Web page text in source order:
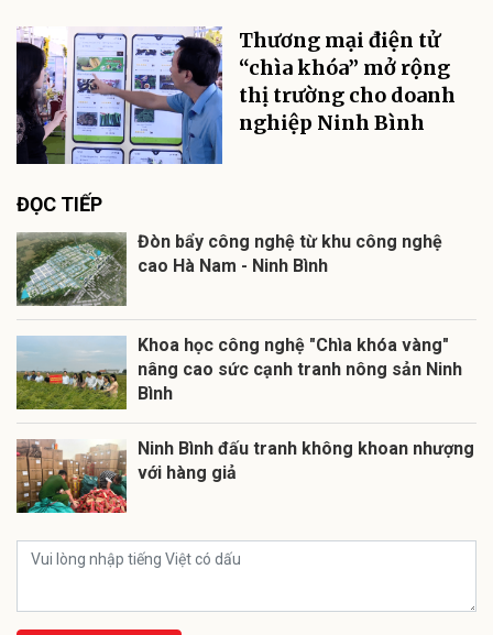
Thương mại điện tử
“chìa khóa” mở rộng
thị trường cho doanh
nghiệp Ninh Bình
ĐỌC TIẾP
Đòn bẩy công nghệ từ khu công nghệ
cao Hà Nam - Ninh Bình
Khoa học công nghệ "Chìa khóa vàng"
nâng cao sức cạnh tranh nông sản Ninh
Bình
Ninh Bình đấu tranh không khoan nhượng
với hàng giả